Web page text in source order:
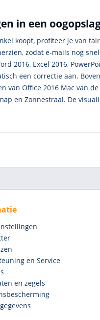
in een
koopt, profiteer je van
zodat e-mails nog
2016, Excel 2016,
een correctie aan.
van Office 2016 Mac van de
en Zonnestraal. De
en Service
en zegels